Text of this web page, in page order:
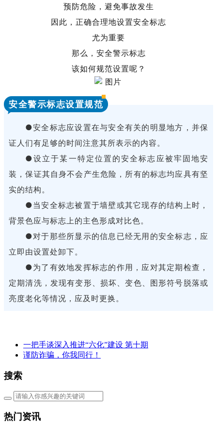
预防危险，避免事故发生
因此，正确合理地设置安全标志
尤为重要
那么，安全警示标志
该如何规范设置呢？
安全警示标志设置规范
●安全标志应设置在与安全有关的明显地方，并保
证人们有足够的时间注意其所表示的内容。
●设立于某一特定位置的安全标志应被牢固地安
装，保证其自身不会产生危险，所有的标志均应具有坚
实的结构。
●当安全标志被置于墙壁或其它现存的结构上时，
背景色应与标志上的主色形成对比色。
●对于那些所显示的信息已经无用的安全标志，应
立即由设置处卸下。
●为了有效地发挥标志的作用，应对其定期检查，
定期清洗，发现有变形、损坏、变色、图形符号脱落或
亮度老化等情况，应及时更换。
一把手谈深入推进“六化”建设 第十期
谨防诈骗，你我同行！
搜索
热门资讯